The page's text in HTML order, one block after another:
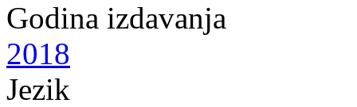
Godina izdavanja
2018
Jezik